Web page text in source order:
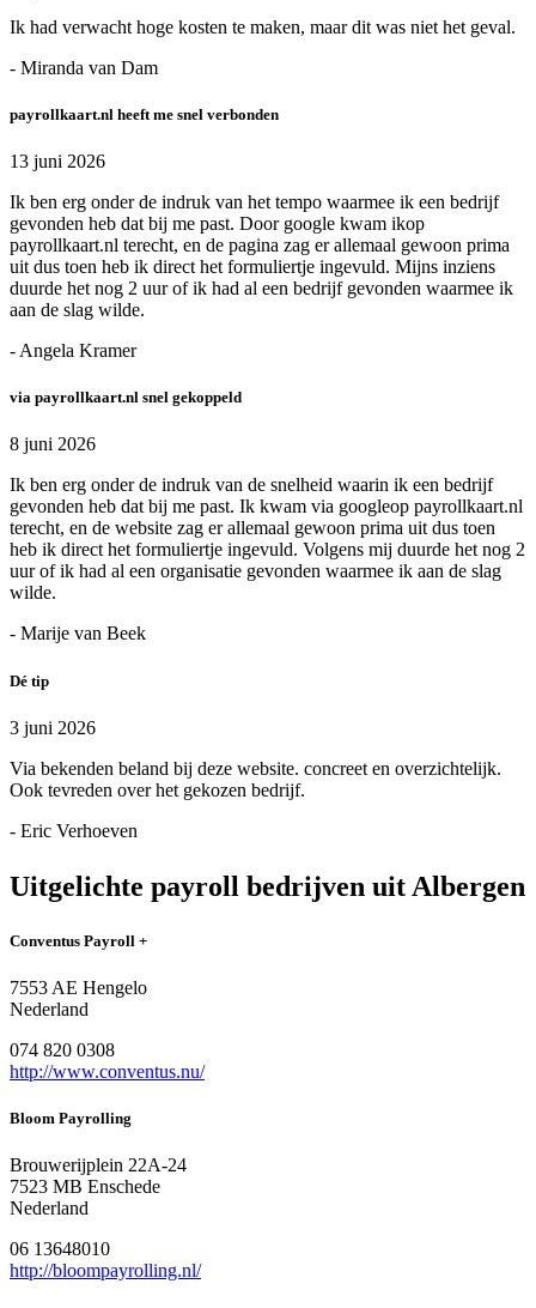
Ik had verwacht hoge kosten te maken, maar dit was niet het geval.
- Miranda van Dam
payrollkaart.nl heeft me snel verbonden
13 juni 2026
Ik ben erg onder de indruk van het tempo waarmee ik een bedrijf
gevonden heb dat bij me past. Door google kwam ikop
payrollkaart.nl terecht, en de pagina zag er allemaal gewoon prima
uit dus toen heb ik direct het formuliertje ingevuld. Mijns inziens
duurde het nog 2 uur of ik had al een bedrijf gevonden waarmee ik
aan de slag wilde.
- Angela Kramer
via payrollkaart.nl snel gekoppeld
8 juni 2026
Ik ben erg onder de indruk van de snelheid waarin ik een bedrijf
gevonden heb dat bij me past. Ik kwam via googleop payrollkaart.nl
terecht, en de website zag er allemaal gewoon prima uit dus toen
heb ik direct het formuliertje ingevuld. Volgens mij duurde het nog 2
uur of ik had al een organisatie gevonden waarmee ik aan de slag
wilde.
- Marije van Beek
Dé tip
3 juni 2026
Via bekenden beland bij deze website. concreet en overzichtelijk.
Ook tevreden over het gekozen bedrijf.
- Eric Verhoeven
Uitgelichte payroll bedrijven uit Albergen
Conventus Payroll +
7553 AE Hengelo
Nederland
074 820 0308
http://www.conventus.nu/
Bloom Payrolling
Brouwerijplein 22A-24
7523 MB Enschede
Nederland
06 13648010
http://bloompayrolling.nl/